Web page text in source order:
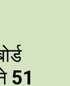
51